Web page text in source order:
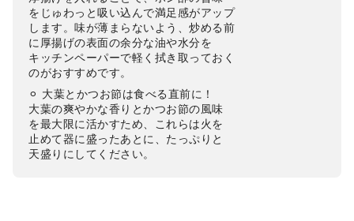
をじゅわっと吸い込んで満足感がアップ
します。味が薄まらないよう、炒める前
に厚揚げの表面の余分な油や水分を
キッチンペーパーで軽く拭き取っておく
のがおすすめです。
⚪︎ 大葉とかつお節は食べる直前に！
大葉の爽やかな香りとかつお節の風味
を最大限に活かすため、これらは火を
止めて器に盛ったあとに、たっぷりと
天盛りにしてください。